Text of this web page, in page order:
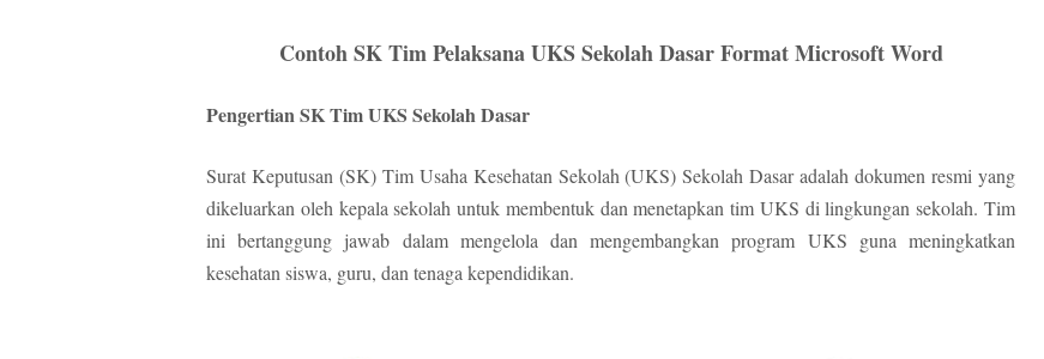
Contoh SK Tim Pelaksana UKS Sekolah Dasar Format Microsoft Word
Pengertian SK Tim UKS Sekolah Dasar
Surat Keputusan (SK) Tim Usaha Kesehatan Sekolah (UKS) Sekolah Dasar adalah dokumen resmi yang
dikeluarkan oleh kepala sekolah untuk membentuk dan menetapkan tim UKS di lingkungan sekolah. Tim
ini bertanggung jawab dalam mengelola dan mengembangkan program UKS guna meningkatkan
kesehatan siswa, guru, dan tenaga kependidikan.